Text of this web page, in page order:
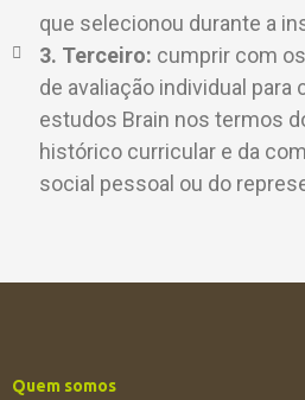
que selecionou durante a
3. Terceiro: cumprir com
de avaliação individual
estudos Brain nos termos
histórico curricular e da
social pessoal ou do
Quem somos